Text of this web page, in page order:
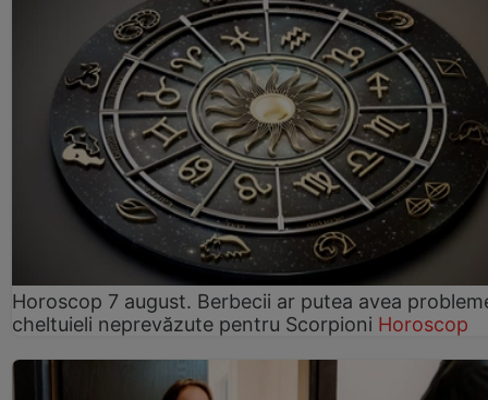
Horoscop 7 august. Berbecii ar putea avea
cheltuieli neprevăzute pentru Scorpioni Horoscop